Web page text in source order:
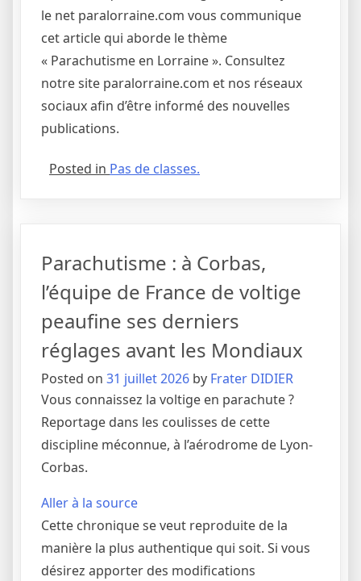
le net paralorraine.com vous communique
cet article qui aborde le thème
« Parachutisme en Lorraine ». Consultez
notre site paralorraine.com et nos réseaux
sociaux afin d’être informé des nouvelles
publications.
Posted in Pas de classes.
Parachutisme : à Corbas,
l’équipe de France de voltige
peaufine ses derniers
réglages avant les Mondiaux
Posted on 31 juillet 2026 by Frater DIDIER
Vous connaissez la voltige en parachute ?
Reportage dans les coulisses de cette
discipline méconnue, à l’aérodrome de Lyon-
Corbas.
Aller à la source
Cette chronique se veut reproduite de la
manière la plus authentique qui soit. Si vous
désirez apporter des modifications